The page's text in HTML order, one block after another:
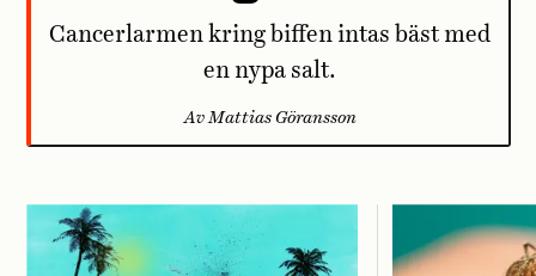
Cancerlarmen kring biffen intas bäst med
en nypa salt.
Av Mattias Göransson